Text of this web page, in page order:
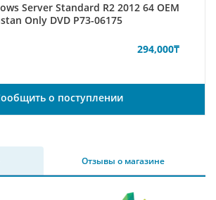
Server Standard R2 2012 64 ОЕМ
Only DVD P73-06175
294,000₸
о поступлении
Отзывы о магазине